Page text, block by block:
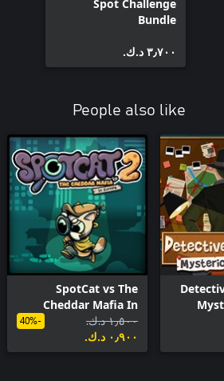
Spot Challenge
Bundle
٣٫٧٠٠ د.ك.‏
People also like
SpotCat vs The
Cheddar Mafia In
Europe
١٫٥٠٠ د.ك.‏
٠٫٩٠٠ د.ك.‏
-40%